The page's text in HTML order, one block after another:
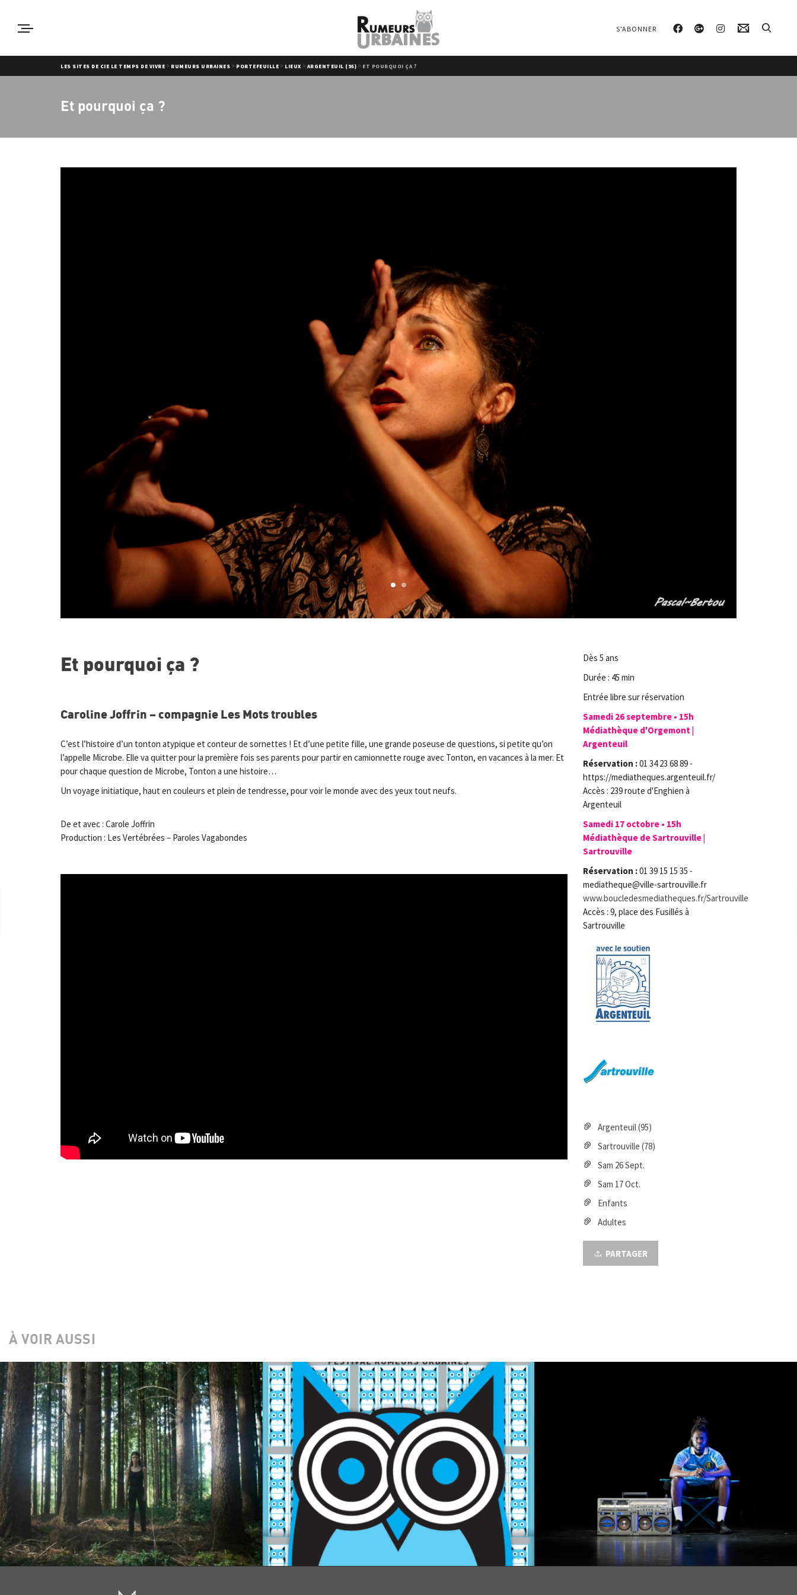
S'ABONNER
LES SITES DE CIE LE TEMPS DE VIVRE > RUMEURS URBAINES > PORTEFEUILLE > LIEUX > ARGENTEUIL (95) > ET POURQUOI ÇA ?
Et pourquoi ça ?
Et pourquoi ça ?
Caroline Joffrin – compagnie Les Mots troubles
C’est l’histoire d’un tonton atypique et conteur de sornettes ! Et d’une petite fille, une grande poseuse de questions, si petite qu’on
l’appelle Microbe. Elle va quitter pour la première fois ses parents pour partir en camionnette rouge avec Tonton, en vacances à la mer. Et
pour chaque question de Microbe, Tonton a une histoire…
Un voyage initiatique, haut en couleurs et plein de tendresse, pour voir le monde avec des yeux tout neufs.
De et avec : Carole Joffrin
Production : Les Vertébrées – Paroles Vagabondes
Dès 5 ans
Durée : 45 min
Entrée libre sur réservation
Samedi 26 septembre • 15h
Médiathèque d'Orgemont |
Argenteuil
Réservation :01 34 23 68 89 -
https://mediatheques.argenteuil.fr/
Accès : 239 route d'Enghien à
Argenteuil
Samedi 17 octobre • 15h
Médiathèque de Sartrouville |
Sartrouville
Réservation :01 39 15 15 35 -
mediatheque@ville-sartrouville.fr
www.boucledesmediatheques.fr/Sartrouville
Accès : 9, place des Fusillés à
Sartrouville
Argenteuil (95)
Sartrouville (78)
Sam 26 Sept.
Sam 17 Oct.
Enfants
Adultes
PARTAGER
À VOIR AUSSI